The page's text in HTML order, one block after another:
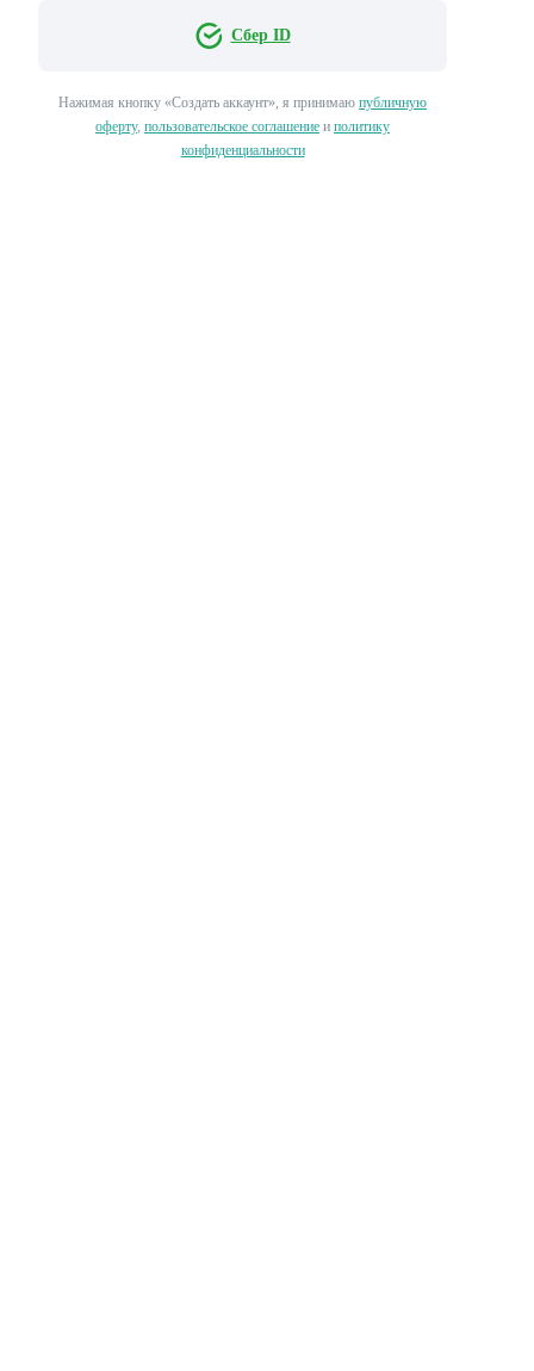
Сбер ID
Нажимая кнопку «‎Создать аккаунт»‎, я принимаю публичную
оферту, пользовательское соглашение и политику
конфиденциальности